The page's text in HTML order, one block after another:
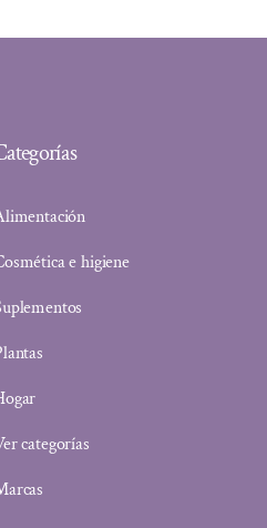
e higiene
categorías